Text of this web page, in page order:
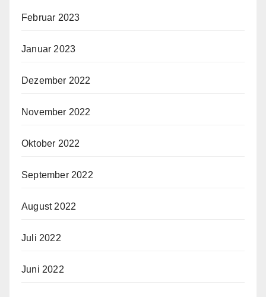
Februar 2023
Januar 2023
Dezember 2022
November 2022
Oktober 2022
September 2022
August 2022
Juli 2022
Juni 2022